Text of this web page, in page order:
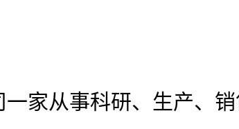
一家从事科研、生产、